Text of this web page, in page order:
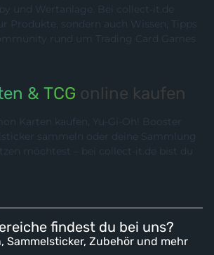
und Wertanlage. Bei collect-it.de
Produkte, sondern auch Wissen, Tipps
rund um Trading Card Games
& TCG online kaufen
Karten kaufen, Yu-Gi-Oh! Booster
sammeln oder deine Sammlung
möchtest – bei collect-it.de bist du
findest du bei uns?
Sammelsticker, Zubehör und mehr